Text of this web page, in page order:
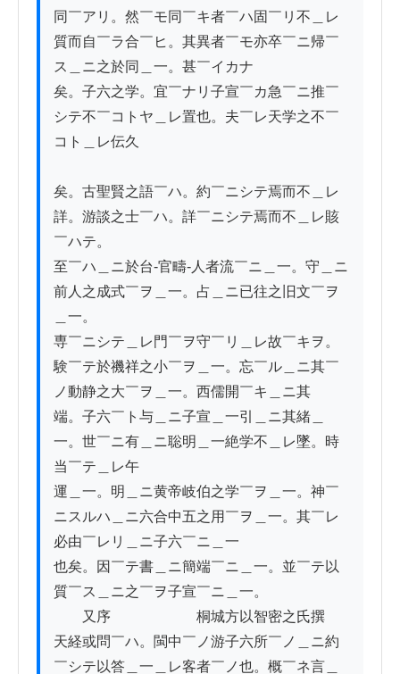
同￣アリ。然￣モ同￣キ者￣ハ固￣リ不＿レ
質而自￣ラ合￣ヒ。其異者￣モ亦卒￣ニ帰￣
ス＿ニ之於同＿一。甚￣イカナ
矣。子六之学。宜￣ナリ子宣￣カ急￣ニ推￣
シテ不￣コトヤ＿レ置也。夫￣レ天学之不￣
コト＿レ伝久
矣。古聖賢之語￣ハ。約￣ニシテ焉而不＿レ
詳。游談之士￣ハ。詳￣ニシテ焉而不＿レ賅
￣ハテ。
至￣ハ＿ニ於台-官疇-人者流￣ニ＿一。守＿ニ
前人之成式￣ヲ＿一。占＿ニ已往之旧文￣ヲ
＿一。
専￣ニシテ＿レ門￣ヲ守￣リ＿レ故￣キヲ。
験￣テ於禨祥之小￣ヲ＿一。忘￣ル＿ニ其￣
ノ動静之大￣ヲ＿一。西儒開￣キ＿ニ其
端。子六￣ト与＿ニ子宣＿一引＿ニ其緒＿
一。世￣ニ有＿ニ聡明＿一絶学不＿レ墜。時
当￣テ＿レ午
運＿一。明＿ニ黄帝岐伯之学￣ヲ＿一。神￣
ニスルハ＿ニ六合中五之用￣ヲ＿一。其￣レ
必由￣レリ＿ニ子六￣ニ＿一
也矣。因￣テ書＿ニ簡端￣ニ＿一。並￣テ以
質￣ス＿ニ之￣ヲ子宣￣ニ＿一。
又序　　　　　　桐城方以智密之氏撰
天経或問￣ハ。閩中￣ノ游子六所￣ノ＿ニ約
￣シテ以答＿一＿レ客者￣ノ也。概￣ネ言＿